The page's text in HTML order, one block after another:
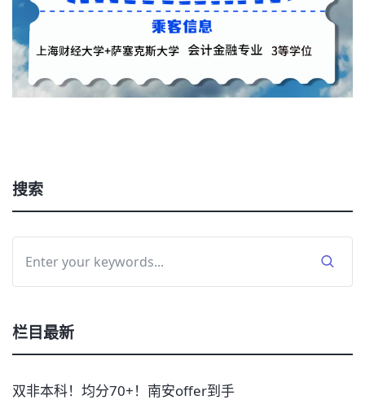
搜索
栏目最新
双非本科！均分70+！南安offer到手